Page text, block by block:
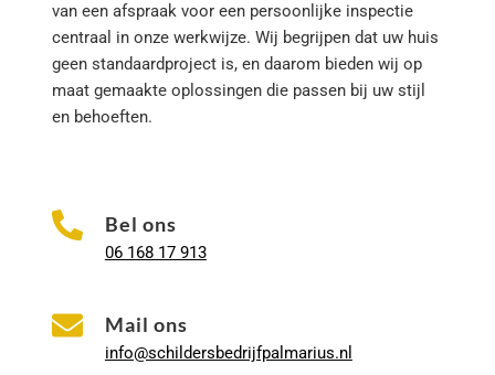
van een afspraak voor een persoonlijke inspectie
centraal in onze werkwijze. Wij begrijpen dat uw huis
geen standaardproject is, en daarom bieden wij op
maat gemaakte oplossingen die passen bij uw stijl
en behoeften.
Bel ons
06 168 17 913
Mail ons
info@schildersbedrijfpalmarius.nl